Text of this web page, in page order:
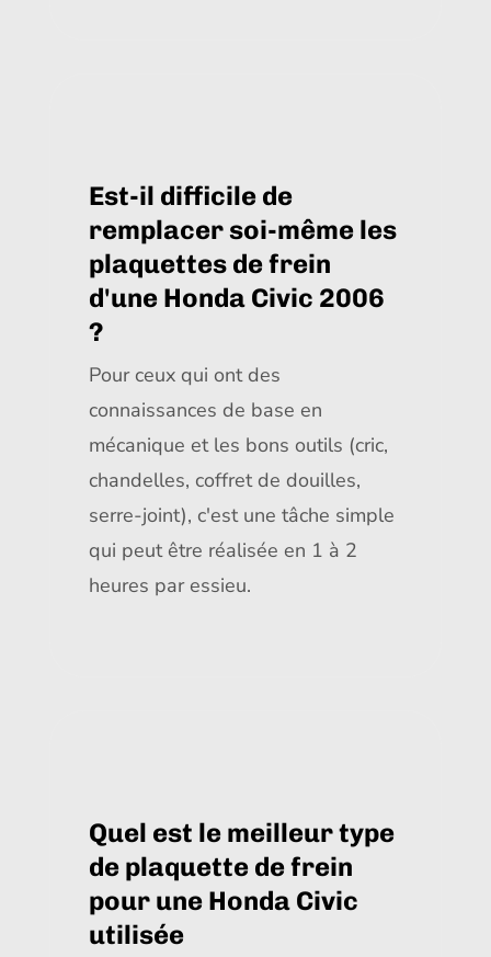
Est-il difficile de
remplacer soi-même les
plaquettes de frein
d'une Honda Civic 2006
?
Pour ceux qui ont des
connaissances de base en
mécanique et les bons outils (cric,
chandelles, coffret de douilles,
serre-joint), c'est une tâche simple
qui peut être réalisée en 1 à 2
heures par essieu.
Quel est le meilleur type
de plaquette de frein
pour une Honda Civic
utilisée